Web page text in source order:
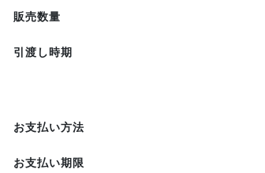
販売数量
引渡し時期
お支払い方法
お支払い期限